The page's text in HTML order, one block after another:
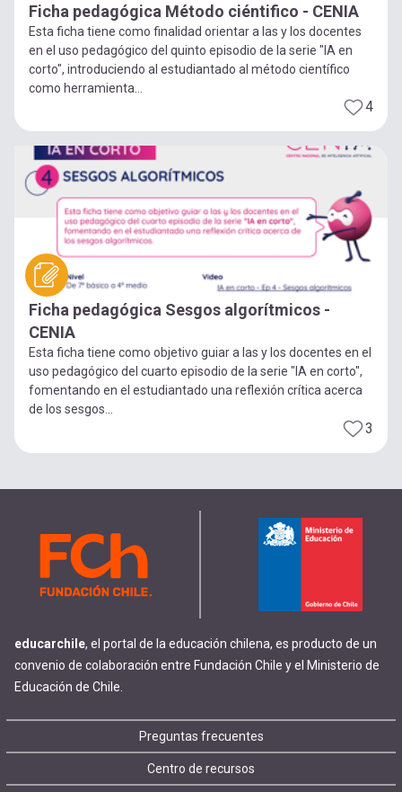
Ficha pedagógica Método ciéntifico - CENIA
Esta ficha tiene como finalidad orientar a las y los docentes
en el uso pedagógico del quinto episodio de la serie "IA en
corto", introduciendo al estudiantado al método científico
como herramienta...
4
Ficha pedagógica Sesgos algorítmicos -
CENIA
Esta ficha tiene como objetivo guiar a las y los docentes en el
uso pedagógico del cuarto episodio de la serie "IA en corto",
fomentando en el estudiantado una reflexión crítica acerca
de los sesgos...
3
educarchile, el portal de la educación chilena, es producto de un
convenio de colaboración entre Fundación Chile y el Ministerio de
Educación de Chile.
Footer
Preguntas frecuentes
Centro de recursos